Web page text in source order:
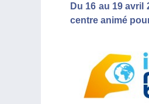
Du 16 au 19
centre animé